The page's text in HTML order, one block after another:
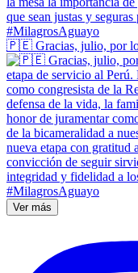
🇵🇪 Gracias, julio, por
Ver más